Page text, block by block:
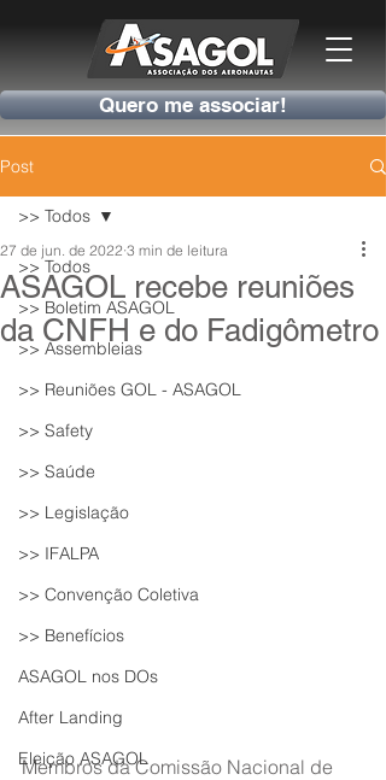
Quero me associar!
Post
>> Todos
>> Boletim ASAGOL
>> Assembleias
>> Reuniões GOL - ASAGOL
>> Safety
>> Saúde
>> Legislação
>> IFALPA
>> Convenção Coletiva
>> Benefícios
ASAGOL nos DOs
After Landing
Eleição ASAGOL
>> Todos
ASAGOL recebe reuniões
da CNFH e do Fadigômetro
27 de jun. de 2022 3 min de leitura
Membros da Comissão Nacional de